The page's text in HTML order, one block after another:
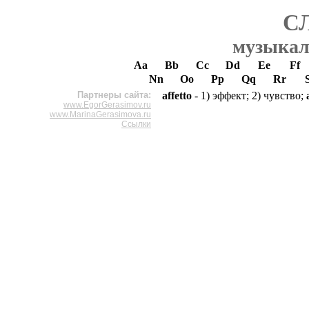
Aa Bb Cc Dd Ee
Ff
Nn
Oo Pp Qq Rr
Партнеры сайта:
www.EgorGerasimov.ru
www.MarinaGerasimova.ru
Ссылки
affetto - 1) эффект; 2) чувство;